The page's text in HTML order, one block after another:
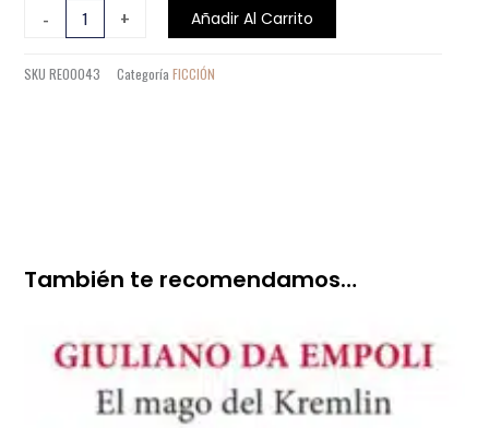
-
cantidad
+ Añadir Al Carrito
SKURE00043 Categoría FICCIÓN
También te recomendamos…